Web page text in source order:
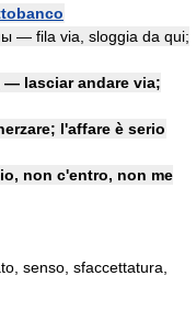
— fila via, sloggia da qui;
— lasciar andare via;
l'affare è serio
non c'entro, non me
senso, sfaccettatura,